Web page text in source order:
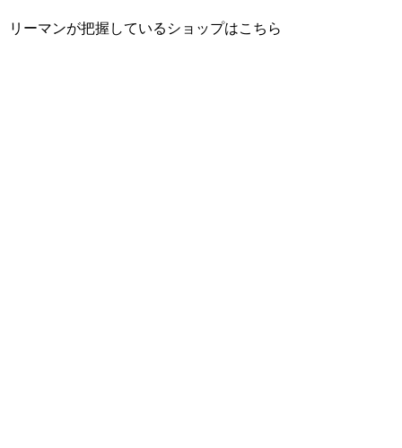
リーマンが把握しているショップはこちら